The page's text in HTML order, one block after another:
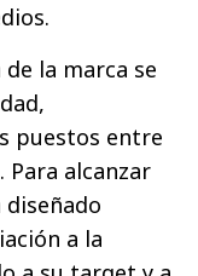
la marca se
puestos entre
. Para alcanzar
diseñado
a la